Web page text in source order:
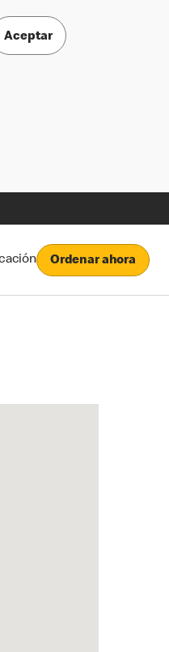
Aceptar
Ordenar ahora